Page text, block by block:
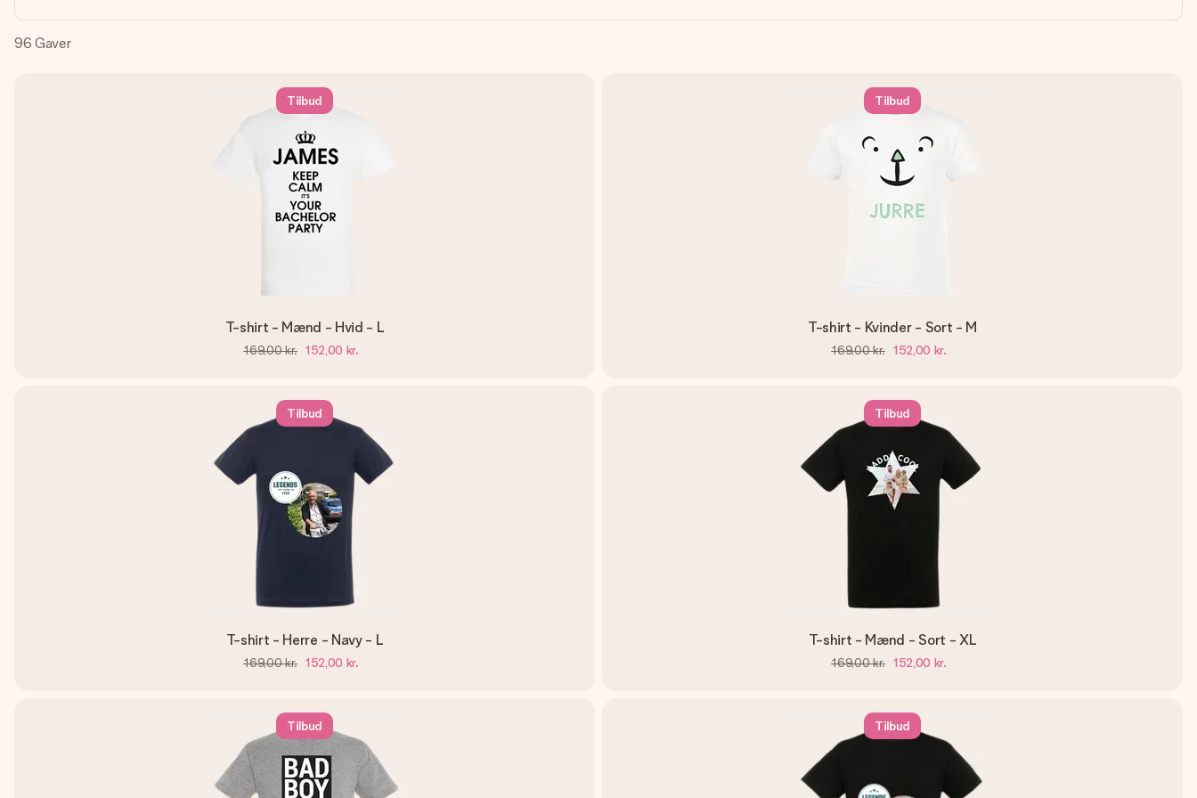
96 Gaver
Tilbud
T-shirt - Mænd - Hvid - L
169,00 kr. 152,00 kr.
Tilbud
T-shirt - Kvinder - Sort - M
169,00 kr. 152,00 kr.
Tilbud
T-shirt - Herre - Navy - L
169,00 kr. 152,00 kr.
Tilbud
T-shirt - Mænd - Sort - XL
169,00 kr. 152,00 kr.
Tilbud Tilbud